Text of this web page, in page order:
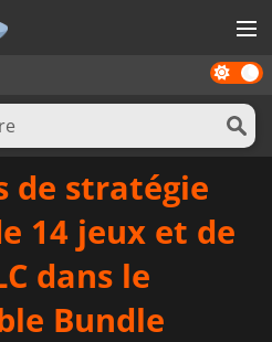
Dark
mode
de stratégie
14 jeux et de
dans le
Bundle